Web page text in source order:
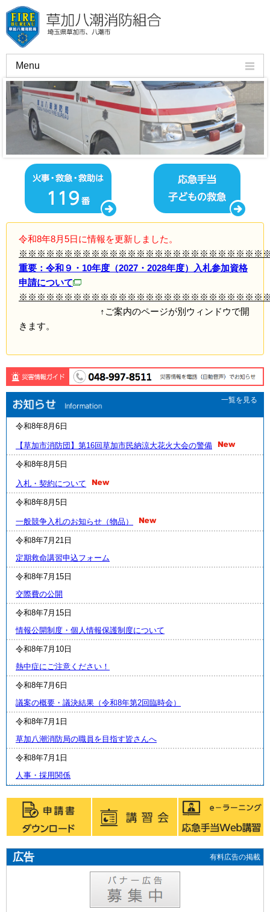
Menu
組合のご案内
火災予防
救急・応急手当
許可・申請・証明
講習会
よくある質問
令和8年8月5日に情報を更新しました。
重要：令和９・10年度（2027・2028年度）入札参加資格
申請について
↑ご案内のページが別ウィンドウで開
きます。
一覧を見る
令和8年8月6日
【草加市消防団】第16回草加市民納涼大花火大会の警備
令和8年8月5日
入札・契約について
令和8年8月5日
一般競争入札のお知らせ（物品）
令和8年7月21日
定期救命講習申込フォーム
令和8年7月15日
交際費の公開
令和8年7月15日
情報公開制度・個人情報保護制度について
令和8年7月10日
熱中症にご注意ください！
令和8年7月6日
議案の概要・議決結果（令和8年第2回臨時会）
令和8年7月1日
草加八潮消防局の職員を目指す皆さんへ
令和8年7月1日
人事・採用関係
広告 有料広告の掲載